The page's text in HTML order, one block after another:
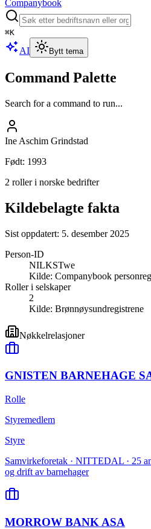
Companybook
⌘K
AI Bytt tema
Command Palette
Search for a command to run...
Ine Aschim Grindstad
Født: 1993
2 roller i norske bedrifter
Kildebelagte fakta
Sist oppdatert: 5. desember 2025
Person-ID
NILKSTwe
Kilde: Companybook
Roller i selskaper
2
Kilde: Brønnøysundregistrene
Nøkkelrelasjoner
GNISTEN BARNEHAGE
Rolle
Styremedlem
Styre
Samvirkeforetak · NITTEDAL · 25
og drift av barnehager
MORROW BANK ASA